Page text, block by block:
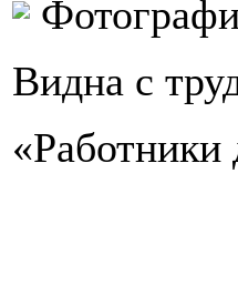
Видна с